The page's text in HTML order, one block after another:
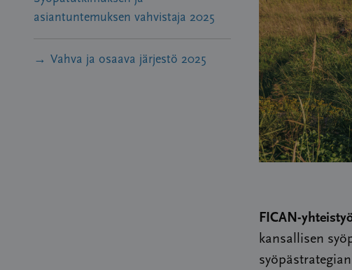
asiantuntemuksen vahvistaja 2025
Vahva ja osaava järjestö 2025
FICAN-
kansallisen